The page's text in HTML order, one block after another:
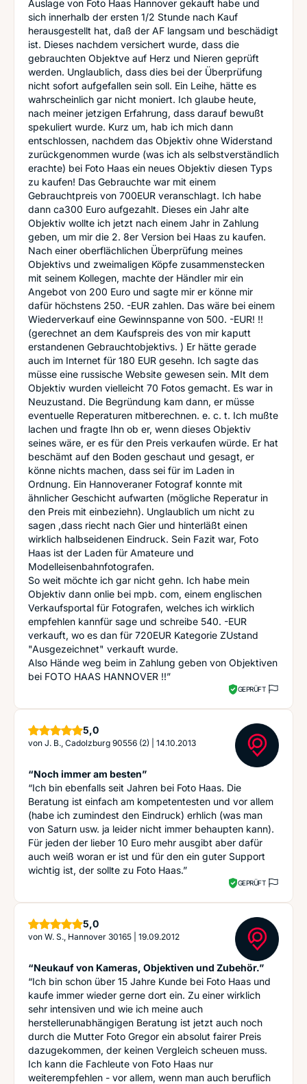
Auslage von Foto Haas Hannover gekauft habe und
sich innerhalb der ersten 1/2 Stunde nach Kauf
herausgestellt hat, daß der AF langsam und beschädigt
ist. Dieses nachdem versichert wurde, dass die
gebrauchten Objektve auf Herz und Nieren geprüft
werden. Unglaublich, dass dies bei der Überprüfung
nicht sofort aufgefallen sein soll. Ein Leihe, hätte es
wahrscheinlich gar nicht moniert. Ich glaube heute,
nach meiner jetzigen Erfahrung, dass darauf bewußt
spekuliert wurde. Kurz um, hab ich mich dann
entschlossen, nachdem das Objektiv ohne Widerstand
zurückgenommen wurde (was ich als selbstverständlich
erachte) bei Foto Haas ein neues Objektiv diesen Typs
zu kaufen! Das Gebrauchte war mit einem
Gebrauchtpreis von 700EUR veranschlagt. Ich habe
dann ca300 Euro aufgezahlt. Dieses ein Jahr alte
Objektiv wollte ich jetzt nach einem Jahr in Zahlung
geben, um mir die 2. 8er Version bei Haas zu kaufen.
Nach einer oberflächlichen Überprüfung meines
Objektivs und zweimaligen Köpfe zusammenstecken
mit seinem Kollegen, machte der Händler mir ein
Angebot von 200 Euro und sagte mir er könne mir
dafür höchstens 250. -EUR zahlen. Das wäre bei einem
Wiederverkauf eine Gewinnspanne von 500. -EUR! !!
(gerechnet an dem Kaufspreis des von mir kaputt
erstandenen Gebrauchtobjektivs. ) Er hätte gerade
auch im Internet für 180 EUR gesehn. Ich sagte das
müsse eine russische Website gewesen sein. MIt dem
Objektiv wurden vielleicht 70 Fotos gemacht. Es war in
Neuzustand. Die Begründung kam dann, er müsse
eventuelle Reperaturen mitberechnen. e. c. t. Ich mußte
lachen und fragte Ihn ob er, wenn dieses Objektiv
seines wäre, er es für den Preis verkaufen würde. Er hat
beschämt auf den Boden geschaut und gesagt, er
könne nichts machen, dass sei für im Laden in
Ordnung. Ein Hannoveraner Fotograf konnte mit
ähnlicher Geschicht aufwarten (mögliche Reperatur in
den Preis mit einbeziehn). Unglaublich um nicht zu
sagen ,dass riecht nach Gier und hinterläßt einen
wirklich halbseidenen Eindruck. Sein Fazit war, Foto
Haas ist der Laden für Amateure und
Modelleisenbahnfotografen.
So weit möchte ich gar nicht gehn. Ich habe mein
Objektiv dann onlie bei mpb. com, einem englischen
Verkaufsportal für Fotografen, welches ich wirklich
empfehlen kannfür sage und schreibe 540. -EUR
verkauft, wo es dan für 720EUR Kategorie ZUstand
"Ausgezeichnet" verkauft wurde.
Also Hände weg beim in Zahlung geben von Objektiven
bei FOTO HAAS HANNOVER !!”
GEPRÜFT
5,0Sterne
von J. B., Cadolzburg 90556 (2) 14.10.2013
“Noch immer am besten”
“Ich bin ebenfalls seit Jahren bei Foto Haas. Die
Beratung ist einfach am kompetentesten und vor allem
(habe ich zumindest den Eindruck) erhlich (was man
von Saturn usw. ja leider nicht immer behaupten kann).
Für jeden der lieber 10 Euro mehr ausgibt aber dafür
auch weiß woran er ist und für den ein guter Support
wichtig ist, der sollte zu Foto Haas.”
GEPRÜFT
5,0Sterne
von W. S., Hannover 30165 19.09.2012
“Neukauf von Kameras, Objektiven und Zubehör.”
“Ich bin schon über 15 Jahre Kunde bei Foto Haas und
kaufe immer wieder gerne dort ein. Zu einer wirklich
sehr intensiven und wie ich meine auch
herstellerunabhängigen Beratung ist jetzt auch noch
durch die Mutter Foto Gregor ein absolut fairer Preis
dazugekommen, der keinen Vergleich scheuen muss.
Ich kann die Fachleute von Foto Haas nur
weiterempfehlen - vor allem, wenn man auch beruflich